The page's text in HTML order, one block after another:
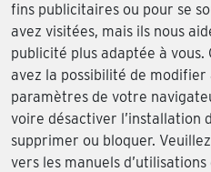
fins publicitaires ou pour se
avez visitées, mais ils nous
publicité plus adaptée à
avez la possibilité de
paramètres de votre
voire désactiver l’installation
supprimer ou bloquer.
vers les manuels